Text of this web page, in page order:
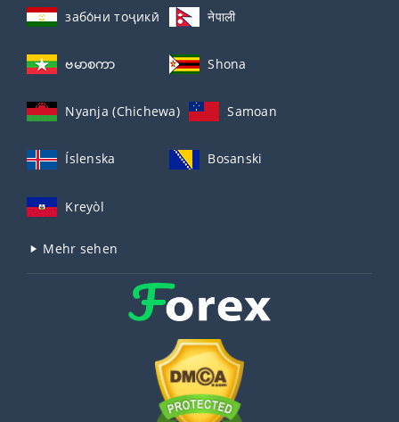
забо́ни тоҷикӣ́ नेपाली
ဗမာစကာ Shona
Nyanja (Chichewa) Samoan
Íslenska Bosanski
Kreyòl
Mehr sehen